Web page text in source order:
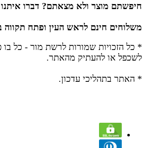
חיפשתם מוצר ולא מצאתם? דברו איתנו
משלוחים חינם לראש העין ופתח תקווה
* כל הזכויות שמורות לרשת מור - כל בו
לשכפל או להעתיק מהאתר.
* האתר בתהליכי עדכון.